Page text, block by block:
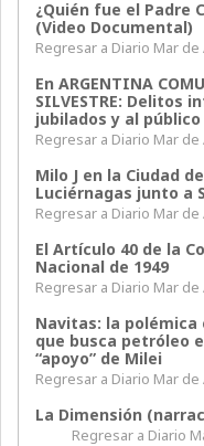
¿Quién fue el Padre
(Video Documental)
Regresar a Diario Mar de
En ARGENTINA
SILVESTRE: Delitos
jubilados y al público
Regresar a Diario Mar de
Milo J en la Ciudad
Luciérnagas junto a
Regresar a Diario Mar de
El Artículo 40 de la
Nacional de 1949
Regresar a Diario Mar de
Navitas: la
que busca petróleo
“apoyo” de Milei
Regresar a Diario Mar de
La Dimensión
Regresar a Diario